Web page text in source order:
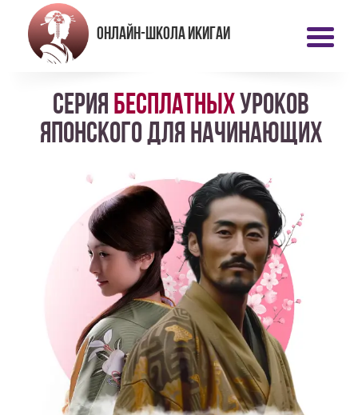
онлайн-школа ИКИГАИ
Серия бесплатныхуроков
японского для начинающих